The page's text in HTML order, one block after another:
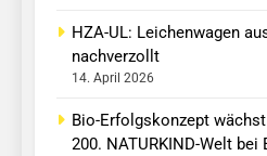
HZA-UL: Leichenwagen
nachverzollt
14. April 2026
Bio-Erfolgskonzept
200. NATURKIND-Welt bei